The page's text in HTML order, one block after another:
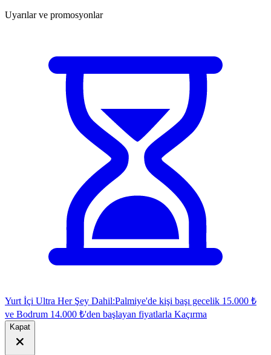
Uyarılar ve promosyonlar
Yurt İçi Ultra Her Şey Dahil:Palmiye'de kişi başı gecelik 15.000 ₺
ve Bodrum 14.000 ₺'den başlayan fiyatlarla Kaçırma
Kapat